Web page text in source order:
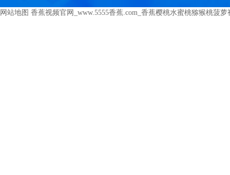
网站地图 香蕉视频官网_www.5555香蕉.com_香蕉樱桃水蜜桃猕猴桃菠